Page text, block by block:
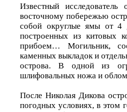
Известный
восточному побережью
собой округлые ямы от 4
построенных из китовых
прибоем… Могильник,
каменных выкладок и
острова. В одной из
шлифовальных ножа и
После Николая Дикова
погодных условиях, в этом